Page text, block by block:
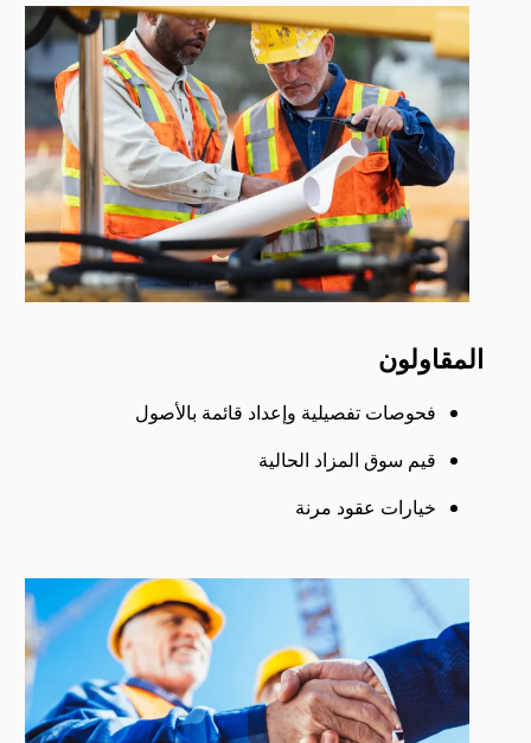
المقاولون
فحوصات تفصيلية وإعداد قائمة بالأصول
قيم سوق المزاد الحالية
خيارات عقود مرنة